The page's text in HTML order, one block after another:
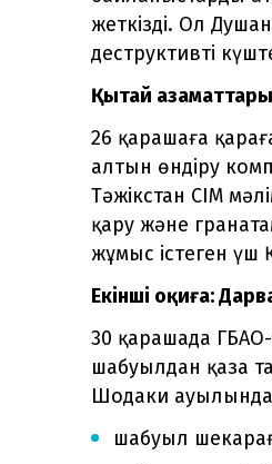
жеткізді. Ол
деструктивті
Қытай
26 қарашаға
алтын өндіру
Тәжікстан СІМ
қару және
жұмыс істеген үш
Екінші оқиға:
30 қарашада
шабуылдан қаза
Шодаки ауылында
шабуыл